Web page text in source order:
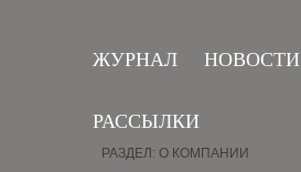
ЖУРНАЛ НОВОСТИ
РАССЫЛКИ
РАЗДЕЛ: О КОМПАНИИ